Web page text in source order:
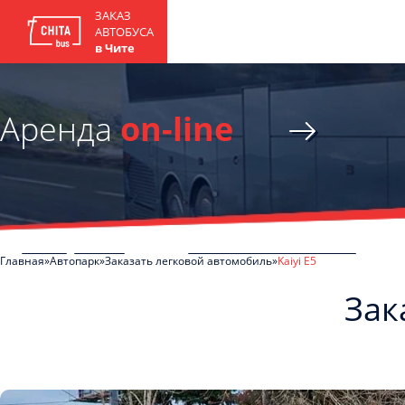
ЗАКАЗ
АВТОБУСА
в Чите
Арендаon-line
Главная Автопарк Заказать легковой автомобиль Kaiyi E5